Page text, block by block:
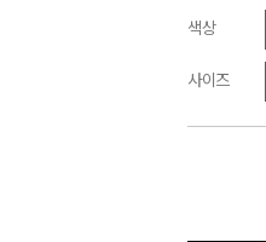
색상
사이즈